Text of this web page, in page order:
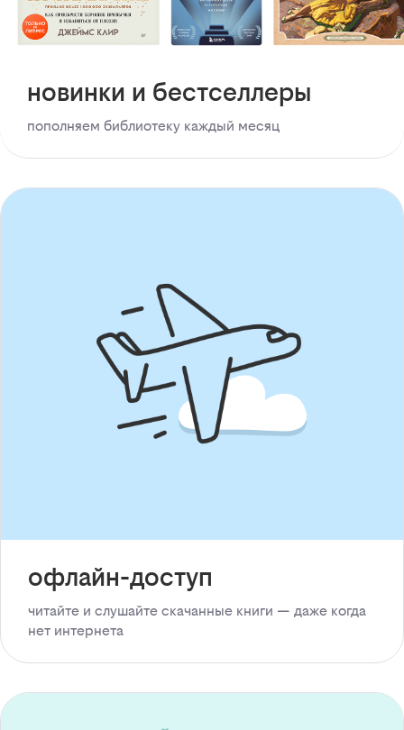
новинки и бестселлеры
пополняем библиотеку каждый месяц
офлайн-доступ
читайте и слушайте скачанные книги — даже когда
нет интернета